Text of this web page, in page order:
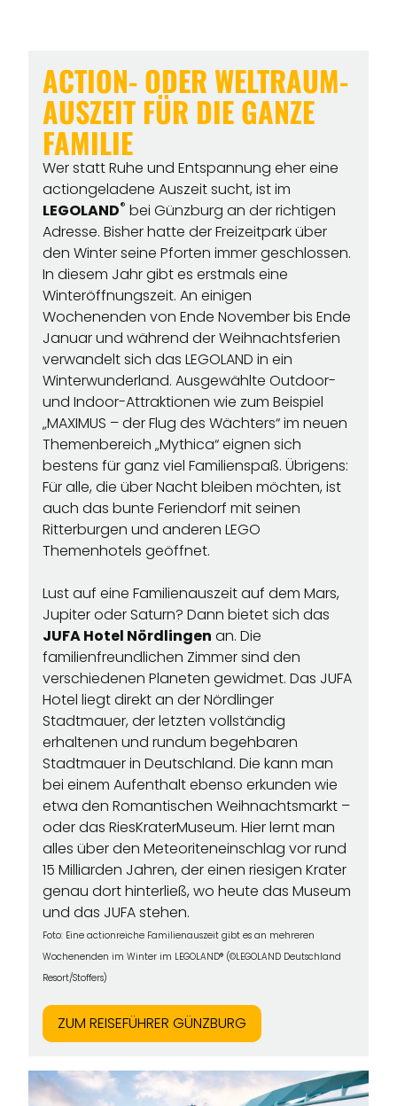
ACTION- ODER WELTRAUM-
AUSZEIT FÜR DIE GANZE
FAMILIE
Wer statt Ruhe und Entspannung eher eine
actiongeladene Auszeit sucht, ist im
LEGOLAND® bei Günzburg an der richtigen
Adresse. Bisher hatte der Freizeitpark über
den Winter seine Pforten immer geschlossen.
In diesem Jahr gibt es erstmals eine
Winteröffnungszeit. An einigen
Wochenenden von Ende November bis Ende
Januar und während der Weihnachtsferien
verwandelt sich das LEGOLAND in ein
Winterwunderland. Ausgewählte Outdoor-
und Indoor-Attraktionen wie zum Beispiel
„MAXIMUS – der Flug des Wächters“ im neuen
Themenbereich „Mythica“ eignen sich
bestens für ganz viel Familienspaß. Übrigens:
Für alle, die über Nacht bleiben möchten, ist
auch das bunte Feriendorf mit seinen
Ritterburgen und anderen LEGO
Themenhotels geöffnet.
Lust auf eine Familienauszeit auf dem Mars,
Jupiter oder Saturn? Dann bietet sich das
JUFA Hotel Nördlingen an. Die
familienfreundlichen Zimmer sind den
verschiedenen Planeten gewidmet. Das JUFA
Hotel liegt direkt an der Nördlinger
Stadtmauer, der letzten vollständig
erhaltenen und rundum begehbaren
Stadtmauer in Deutschland. Die kann man
bei einem Aufenthalt ebenso erkunden wie
etwa den Romantischen Weihnachtsmarkt –
oder das RiesKraterMuseum. Hier lernt man
alles über den Meteoriteneinschlag vor rund
15 Milliarden Jahren, der einen riesigen Krater
genau dort hinterließ, wo heute das Museum
und das JUFA stehen.
Foto: Eine actionreiche Familienauszeit gibt es an mehreren
Wochenenden im Winter im LEGOLAND® (©LEGOLAND Deutschland
Resort/Stoffers)
ZUM REISEFÜHRER GÜNZBURG